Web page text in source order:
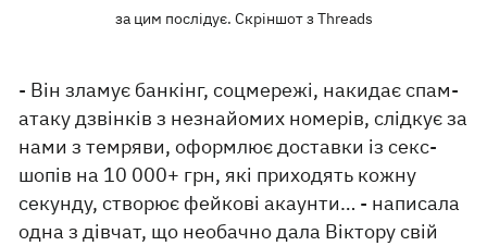
за цим послідує. Скріншот з Threads
- Він зламує банкінг, соцмережі, накидає спам-
атаку дзвінків з незнайомих номерів, слідкує за
нами з темряви, оформлює доставки із секс-
шопів на 10 000+ грн, які приходять кожну
секунду, створює фейкові акаунти… - написала
одна з дівчат, що необачно дала Віктору свій